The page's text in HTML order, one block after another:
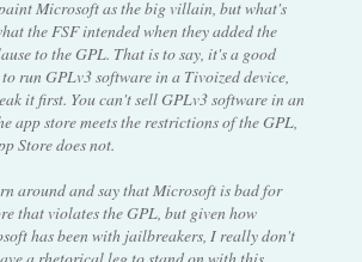
Microsoft as the big villain, but what's
the FSF intended when they added the
to the GPL. That is to say, it's a good
run GPLv3 software in a Tivoized device,
it first. You can't sell GPLv3 software in an
app store meets the restrictions of the GPL,
Store does not.
around and say that Microsoft is bad for
that violates the GPL, but given how
has been with jailbreakers, I really don't
a rhetorical leg to stand on with this